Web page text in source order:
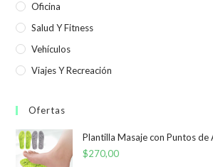
Oficina
Salud Y Fitness
Vehículos
Viajes Y Recreación
Ofertas
Plantilla Masaje con Puntos
$270,00